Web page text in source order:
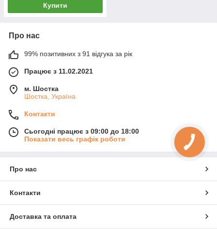
Купити
Про нас
99% позитивних з 91 відгука за рік
Працює з 11.02.2021
м. Шостка
Шостка, Україна
Контакти
Сьогодні працює з 09:00 до 18:00
Показати весь графік роботи
Про нас
Контакти
Доставка та оплата